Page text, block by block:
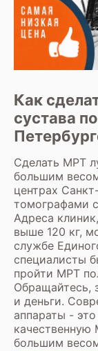
Как
сустава
Сделать МРТ
большим
центрах
томографами
Адреса
выше 120 кг,
службе
специалисты
пройти МРТ
Обращайтесь,
и деньги.
аппараты -
качественную
большим